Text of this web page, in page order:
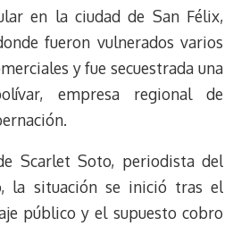
o
k
o
n
y
a
m
e
s
t
en la ciudad de San Félix,
fueron vulnerados varios
y fue secuestrada una
empresa regional de
Scarlet Soto, periodista del
la situación se inició tras el
público y el supuesto cobro